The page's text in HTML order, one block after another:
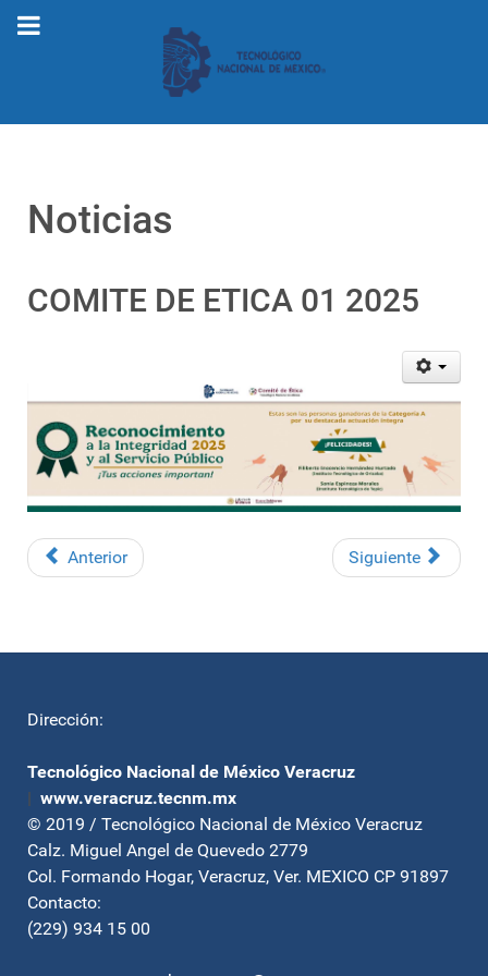
Noticias
COMITE DE ETICA 01 2025
Anterior Siguiente
Dirección:
Tecnológico Nacional de México Veracruz
| www.veracruz.tecnm.mx
© 2019 / Tecnológico Nacional de México Veracruz
Calz. Miguel Angel de Quevedo 2779
Col. Formando Hogar, Veracruz, Ver. MEXICO CP 91897
Contacto:
(229) 934 15 00